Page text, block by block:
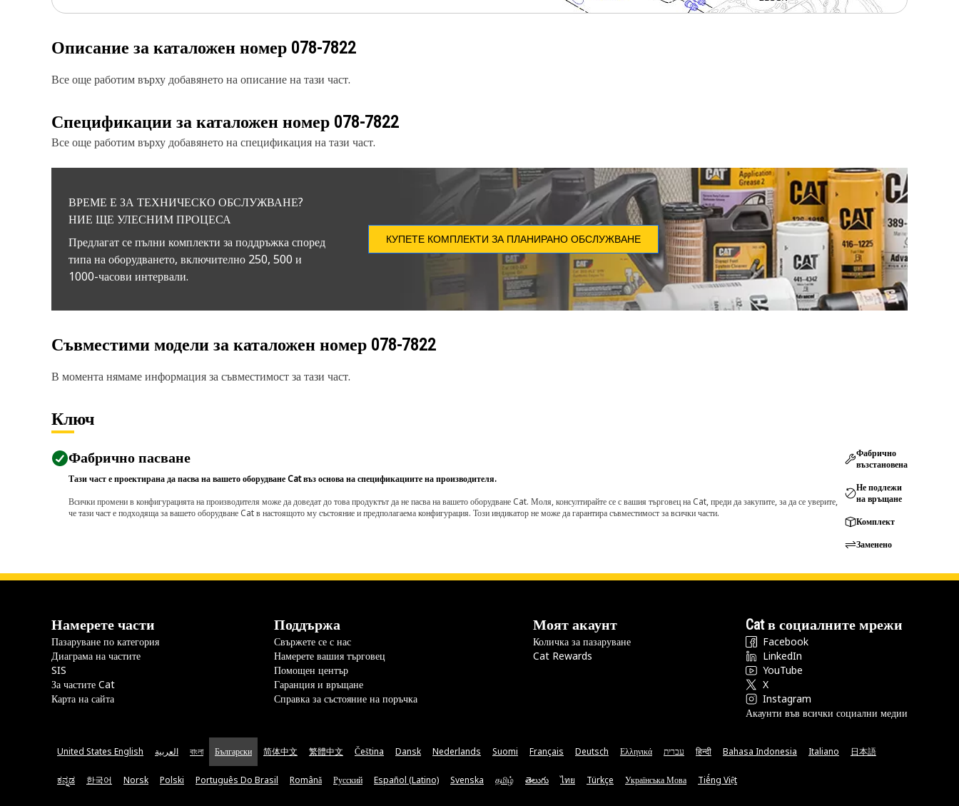
Описание за каталожен номер 078-7822
Все още работим върху добавянето на описание на тази част.
Спецификации за каталожен номер 078-7822
Все още работим върху добавянето на спецификация на тази част.
ВРЕМЕ Е ЗА ТЕХНИЧЕСКО ОБСЛУЖВАНЕ?
НИЕ ЩЕ УЛЕСНИМ ПРОЦЕСА
Предлагат се пълни комплекти за поддръжка според
типа на оборудването, включително 250, 500 и
1000-часови интервали.
КУПЕТЕ КОМПЛЕКТИ ЗА ПЛАНИРАНО ОБСЛУЖВАНЕ
Съвместими модели за каталожен номер 078-7822
В момента нямаме информация за съвместимост за тази част.
Ключ
Фабрично пасване
Тази част е проектирана да пасва на вашето оборудване Cat въз основа на спецификациите на производителя.
Всички промени в конфигурацията на производителя може да доведат до това продуктът да не пасва на вашето оборудване Cat. Моля, консултирайте се с вашия търговец на Cat, преди да закупите, за да се уверите,
че тази част е подходяща за вашето оборудване Cat в настоящото му състояние и предполагаема конфигурация. Този индикатор не може да гарантира съвместимост за всички части.
Фабрично
възстановена
Не подлежи
на връщане
Комплект
Заменено
Намерете части
Пазаруване по категория
Диаграма на частите
SIS
За частите Cat
Карта на сайта
Поддържа
Свържете се с нас
Намерете вашия търговец
Помощен център
Гаранция и връщане
Справка за състояние на поръчка
Моят акаунт
Количка за пазаруване
Cat Rewards
Cat в социалните мрежи
Facebook
LinkedIn
YouTube
X
Instagram
Акаунти във всички социални медии
United States English العربية বাংলা Български 简体中文 繁體中文 Čeština Dansk Nederlands Suomi Français Deutsch Ελληνικά עברית हिन्दी Bahasa Indonesia Italiano 日本語
ಕನ್ನಡ 한국어 Norsk Polski Português Do Brasil Română Русский Español (Latino) Svenska தமிழ் తెలుగు ไทย Türkçe Українська Мова Tiếng Việt